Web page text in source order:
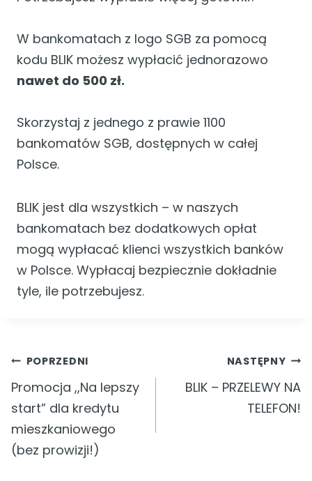
W bankomatach z logo SGB za pomocą
kodu BLIK możesz wypłacić jednorazowo
nawet do 500 zł.
Skorzystaj z jednego z prawie 1100
bankomatów SGB, dostępnych w całej
Polsce.
BLIK jest dla wszystkich – w naszych
bankomatach bez dodatkowych opłat
mogą wypłacać klienci wszystkich banków
w Polsce. Wypłacaj bezpiecznie dokładnie
tyle, ile potrzebujesz.
Nawigacja
wpisu
POPRZEDNI
Promocja ,,Na lepszy
start” dla kredytu
mieszkaniowego
(bez prowizji!)
NASTĘPNY
BLIK – PRZELEWY NA
TELEFON!